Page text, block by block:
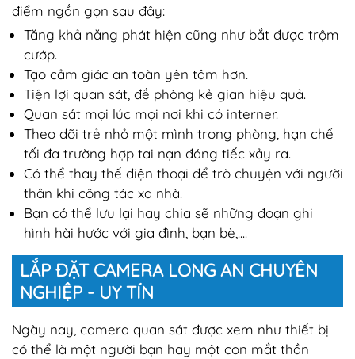
điểm ngắn gọn sau đây:
Tăng khả năng phát hiện cũng như bắt được trộm
cướp.
Tạo cảm giác an toàn yên tâm hơn.
Tiện lợi quan sát, đề phòng kẻ gian hiệu quả.
Quan sát mọi lúc mọi nơi khi có interner.
Theo dõi trẻ nhỏ một mình trong phòng, hạn chế
tối đa trường hợp tai nạn đáng tiếc xảy ra.
Có thể thay thế điện thoại để trò chuyện với người
thân khi công tác xa nhà.
Bạn có thể lưu lại hay chia sẽ những đoạn ghi
hình hài hước với gia đình, bạn bè,....
LẮP ĐẶT CAMERA LONG AN CHUYÊN
NGHIỆP - UY TÍN
Ngày nay, camera quan sát được xem như thiết bị
có thể là một người bạn hay một con mắt thần